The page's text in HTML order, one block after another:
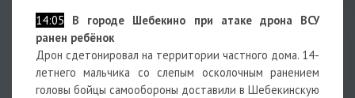
14:05
В городе Шебекино при атаке дрона ВСУ
ранен ребёнок
Дрон сдетонировал на территории частного дома. 14-
летнего мальчика со слепым осколочным ранением
головы бойцы самообороны доставили в Шебекинскую